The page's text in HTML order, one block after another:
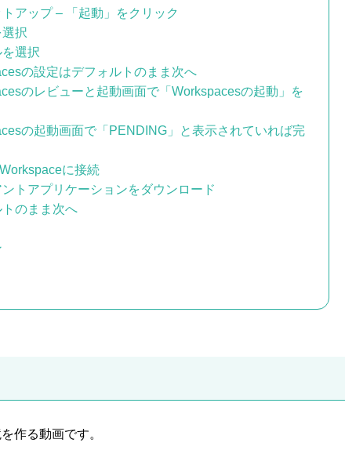
トアップ – 「起動」をクリック
選択
を選択
の設定はデフォルトのまま次へ
のレビューと起動画面で「Workspacesの起動」を
の起動画面で「PENDING」と表示されていれば完
に接続
ントアプリケーションをダウンロード
トのまま次へ
作る動画です。